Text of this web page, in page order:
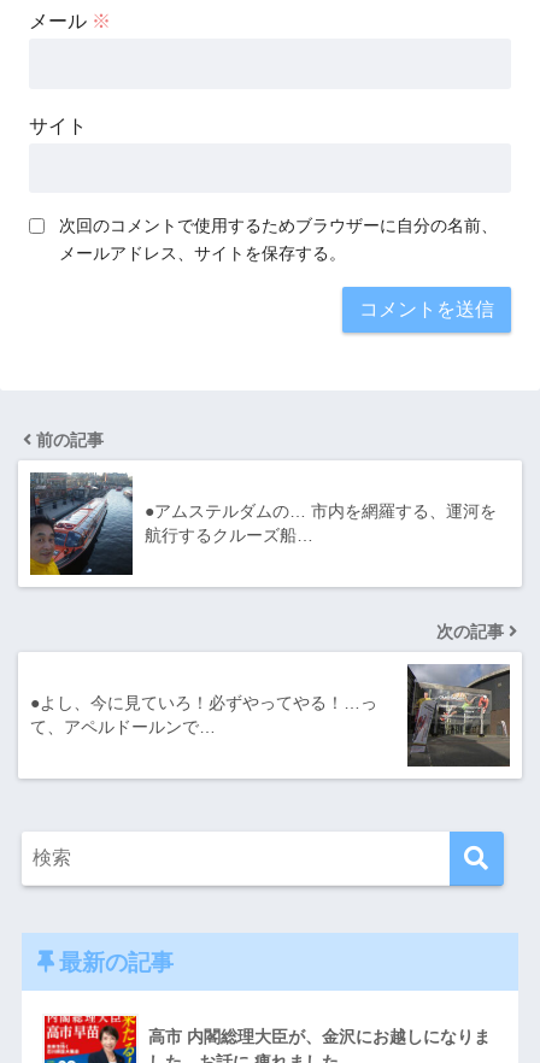
メール ※
サイト
次回のコメントで使用するためブラウザーに自分の名前、
メールアドレス、サイトを保存する。
前の記事
●アムステルダムの… 市内を網羅する、運河を
航行するクルーズ船…
次の記事
●よし、今に見ていろ！必ずやってやる！…っ
て、アペルドールンで…
最新の記事
高市 内閣総理大臣が、金沢にお越しになりま